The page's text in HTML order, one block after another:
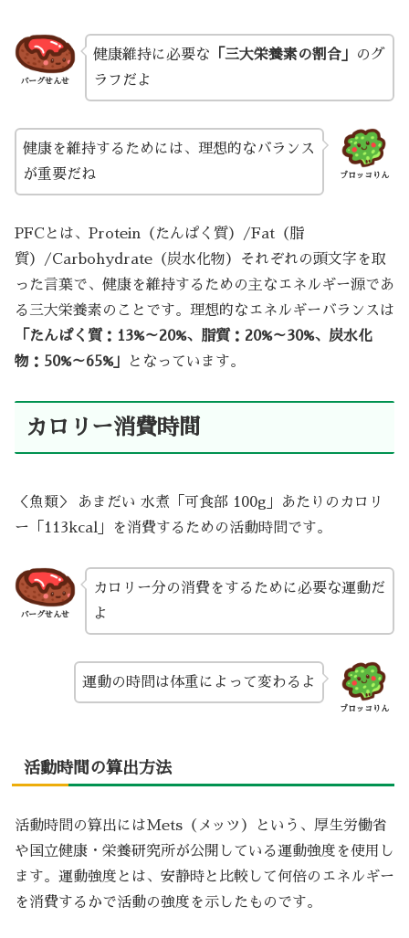
バーグせんせ
健康維持に必要な 「三大栄養素の割合」
のグ
ラフだよ
ブロッコりん
健康を維持するためには、理想的なバランス
が重要だね
PFCとは、Protein（たんぱく質）/Fat（脂
質）/Carbohydrate（炭水化物）それぞれの頭文字を取
った言葉で、健康を維持するための主なエネルギー源であ
る三大栄養素のことです。理想的なエネルギーバランスは
「たんぱく質：13%～20%、脂質：20%～30%、炭水化
物：50%～65%」
となっています。
カロリー消費時間
＜魚類＞ あまだい 水煮「可食部 100g」あたりのカロリ
ー「113kcal」を消費するための活動時間です。
バーグせんせ
カロリー分の消費をするために必要な運動だ
よ
ブロッコりん
運動の時間は体重によって変わるよ
活動時間の算出方法
活動時間の算出にはMets（メッツ）という、厚生労働省
や国立健康・栄養研究所が公開している運動強度を使用し
ます。運動強度とは、安静時と比較して何倍のエネルギー
を消費するかで活動の強度を示したものです。